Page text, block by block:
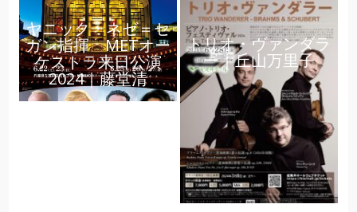
ヤニック・ネゼ＝セ
ガン指揮 METオー
ケストラ来日公演
2024｜藤堂清
トリオ・ヴァンダラ
ー｜丘山万里子